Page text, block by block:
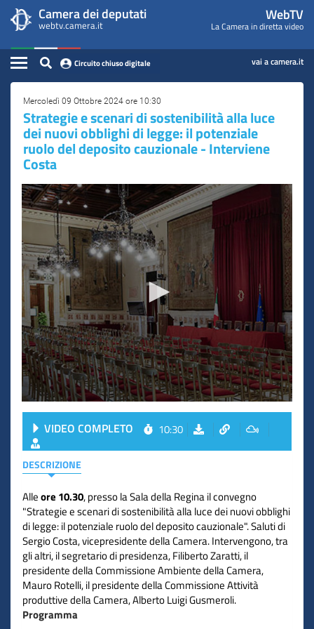
contenuto
principale
WebTV
Camera
dei
Deputati
menu
di
navigazione
Camera dei deputati
webtv.camera.it
WebTV
La Camera in diretta video
Home
Assemblea
Presidente
Commissioni
Eventi
Conferenze Stampa
Cerca
Circuito chiuso digitale
Circuito chiuso digitale vai a camera.it
Contenuto
Mercoledì 09 Ottobre 2024 ore 10:30
Strategie e scenari di sostenibilità alla luce
dei nuovi obblighi di legge: il potenziale
ruolo del deposito cauzionale - Interviene
Costa
VIDEO COMPLETO 10:30
DESCRIZIONE
Alleore 10.30, presso la Sala della Regina il convegno
"Strategie e scenari di sostenibilità alla luce dei nuovi obblighi
di legge: il potenziale ruolo del deposito cauzionale". Saluti di
Sergio Costa, vicepresidente della Camera. Intervengono, tra
gli altri, il segretario di presidenza, Filiberto Zaratti, il
presidente della Commissione Ambiente della Camera,
Mauro Rotelli, il presidente della Commissione Attività
produttive della Camera, Alberto Luigi Gusmeroli.
Programma